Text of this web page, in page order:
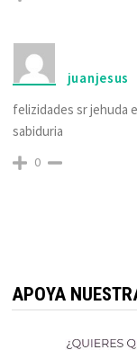
juanjesus
felizidades sr jehuda
sabiduria
0
APOYA